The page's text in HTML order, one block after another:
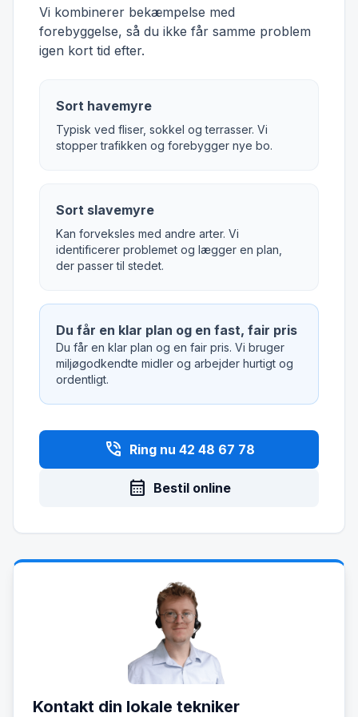
Vi kombinerer bekæmpelse med
forebyggelse, så du ikke får samme problem
igen kort tid efter.
Sort havemyre
Typisk ved fliser, sokkel og terrasser. Vi
stopper trafikken og forebygger nye bo.
Sort slavemyre
Kan forveksles med andre arter. Vi
identificerer problemet og lægger en plan,
der passer til stedet.
Du får en klar plan og en fast, fair pris
Du får en klar plan og en fair pris. Vi bruger
miljøgodkendte midler og arbejder hurtigt og
ordentligt.
phone_in_talk Ring nu 42 48 67 78
calendar_month Bestil online
Kontakt din lokale tekniker